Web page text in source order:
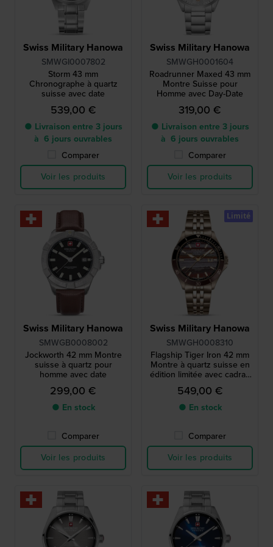
Swiss Military Hanowa
SMWGI0007802
Storm 43 mm
Chronographe à quartz
suisse avec date
539,00 €
● Livraison entre 3 jours
à 6 jours ouvrables
Comparer
Voir les produits
Swiss Military Hanowa
SMWGH0001604
Roadrunner Maxed 43 mm
Montre Suisse pour
Homme avec Day-Date
319,00 €
● Livraison entre 3 jours
à 6 jours ouvrables
Comparer
Voir les produits
Swiss Military Hanowa
SMWGB0008002
Jockworth 42 mm Montre
suisse à quartz pour
homme avec date
299,00 €
● En stock
Comparer
Voir les produits
Swiss Military Hanowa
SMWGH0008310
Flagship Tiger Iron 42 mm
Montre à quartz suisse en
édition limitée avec cadran
en pierre de fer tigre
véritable
549,00 €
● En stock
Comparer
Voir les produits
Limité